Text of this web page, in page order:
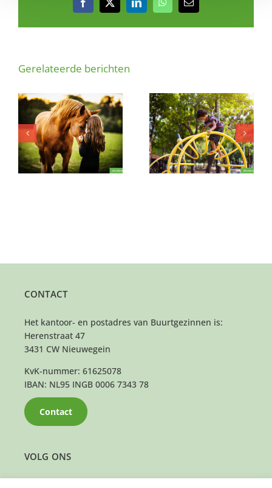
Facebook
X LinkedInWhatsApp
E-
Gerelateerde berichten
Is dit lieve,
ondernemende
jongetje (3) bij jou
welkom?
Reuring en
gezelligheid gezocht
voor creatief meisje
VOLG ONS
CONTACT
Het kantoor- en postadres van Buurtgezinnen is:
Herenstraat 47
3431 CW Nieuwegein
KvK-nummer: 61625078
IBAN: NL95 INGB 0006 7343 78
Contact